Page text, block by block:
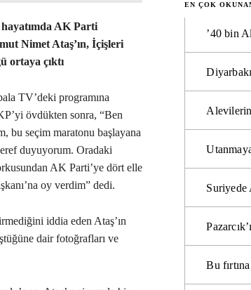
AK Parti
Nimet Ataş’ın, İçişleri
ortaya çıktı
TV’deki programına
övdükten sonra, “Ben
bu seçim maratonu başlayana
duyuyorum. Oradaki
AK Parti’ye dört elle
oy verdim” dedi.
iddia eden Ataş’ın
dair fotoğrafları ve
EN ÇOK
’40 bin
Bu